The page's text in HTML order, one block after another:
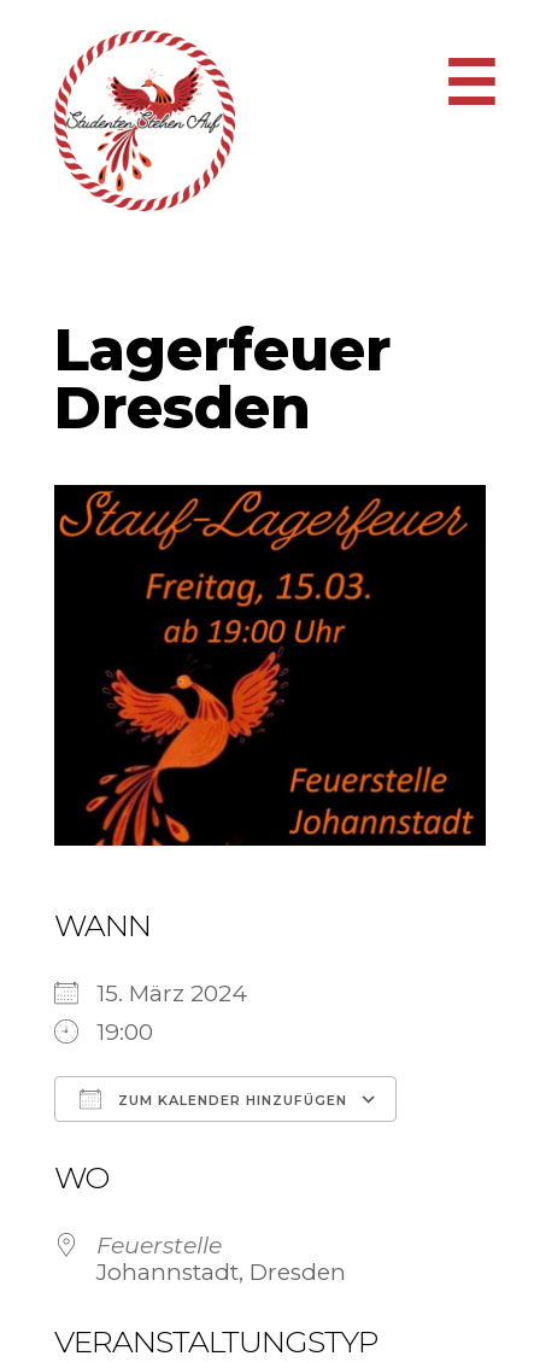
☰
Lagerfeuer
Dresden
WANN
15. März 2024
19:00
ZUM KALENDER HINZUFÜGEN
WO
Feuerstelle
Johannstadt, Dresden
VERANSTALTUNGSTYP